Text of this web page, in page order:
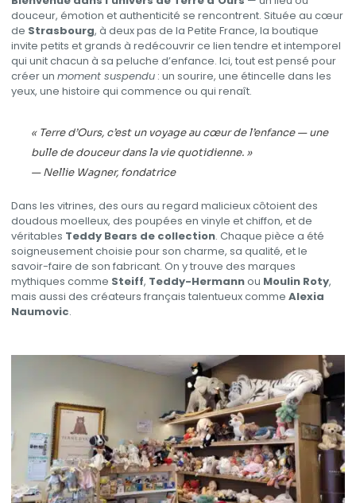
douceur, émotion et authenticité se rencontrent. Située au cœur
de Strasbourg, à deux pas de la Petite France, la boutique
invite petits et grands à redécouvrir ce lien tendre et intemporel
qui unit chacun à sa peluche d’enfance. Ici, tout est pensé pour
créer un moment suspendu : un sourire, une étincelle dans les
yeux, une histoire qui commence ou qui renaît.
« Terre d’Ours, c’est un voyage au cœur de l’enfance — une
bulle de douceur dans la vie quotidienne. »
—Nellie Wagner, fondatrice
Dans les vitrines, des ours au regard malicieux côtoient des
doudous moelleux, des poupées en vinyle et chiffon, et de
véritables Teddy Bears de collection. Chaque pièce a été
soigneusement choisie pour son charme, sa qualité, et le
savoir-faire de son fabricant. On y trouve des marques
mythiques comme Steiff, Teddy-Hermannou Moulin Roty,
mais aussi des créateurs français talentueux comme Alexia
Naumovic.